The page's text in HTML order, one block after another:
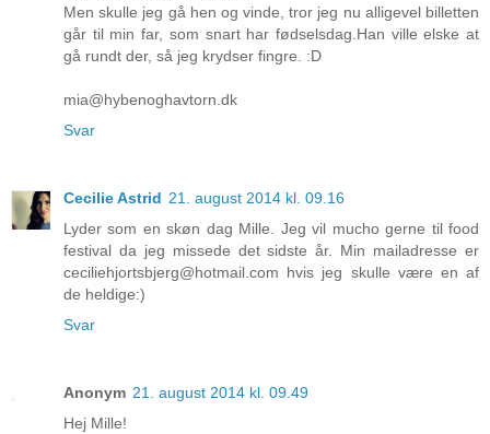
Men skulle jeg gå hen og vinde, tror jeg nu alligevel billetten
går til min far, som snart har fødselsdag.Han ville elske at
gå rundt der, så jeg krydser fingre. :D
mia@hybenoghavtorn.dk
Svar
Cecilie Astrid 21. august 2014 kl. 09.16
Lyder som en skøn dag Mille. Jeg vil mucho gerne til food
festival da jeg missede det sidste år. Min mailadresse er
ceciliehjortsbjerg@hotmail.com hvis jeg skulle være en af
de heldige:)
Svar
Anonym 21. august 2014 kl. 09.49
Hej Mille!